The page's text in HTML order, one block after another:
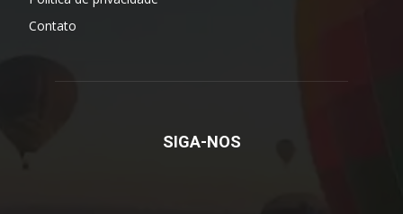
Contato
SIGA-NOS